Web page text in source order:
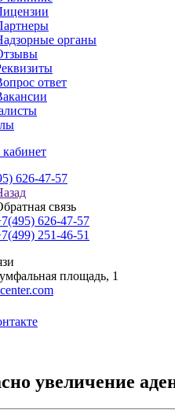
органы
ответ
626-47-57
связь
626-47-57
251-46-51
площадь, 1
увеличение